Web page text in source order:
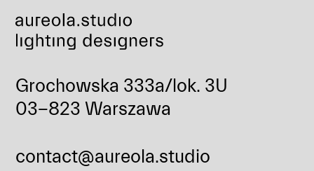
Grochowska 333a/lok. 3U
03-823 Warszawa
contact@aureola.studio